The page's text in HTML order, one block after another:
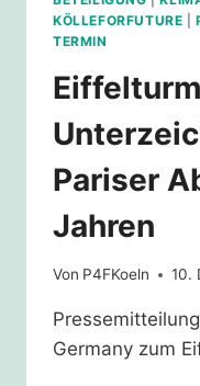
KÖLLEFORFUTURE |
TERMIN
Pariser
Jahren
Von P4FKoeln 10.
Germany zum